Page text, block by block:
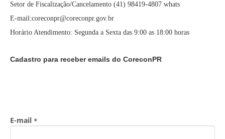
Setor de Fiscalização/Cancelamento (41) 98419-4807 whats
E-mail:coreconpr@coreconpr.gov.br
Horário Atendimento: Segunda a Sexta das 9:00 as 18:00 horas
Cadastro para receber emails do CoreconPR